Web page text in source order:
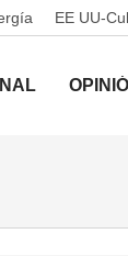
EE UU-